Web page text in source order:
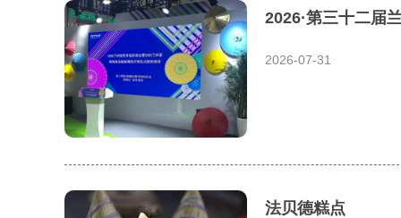
2026·第三十二届
2026-07-31
法贝德糕点